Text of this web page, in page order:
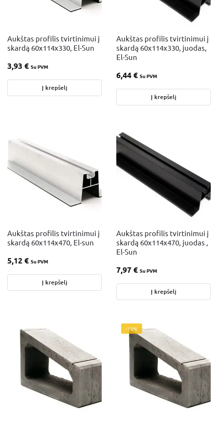
Aukštas profilis tvirtinimui į
skardą 60x114x330, El-Sun
3,93 € Su PVM
Į krepšelį
Aukštas profilis tvirtinimui į
skardą 60x114x330, juodas,
El-Sun
6,44€ Su PVM
Į krepšelį
Aukštas profilis tvirtinimui į
skardą 60x114x470, El-sun
5,12€ Su PVM
Į krepšelį
Aukštas profilis tvirtinimui į
skardą 60x114x470, juodas ,
El-Sun
7,97€ Su PVM
Į krepšelį
-10%